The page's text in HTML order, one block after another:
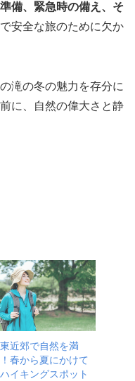
備、緊急時の備え、そ
安全な旅のために欠か
滝の冬の魅力を存分に
に、自然の偉大さと静
近郊で自然を満
春から夏にかけて
イキングスポット